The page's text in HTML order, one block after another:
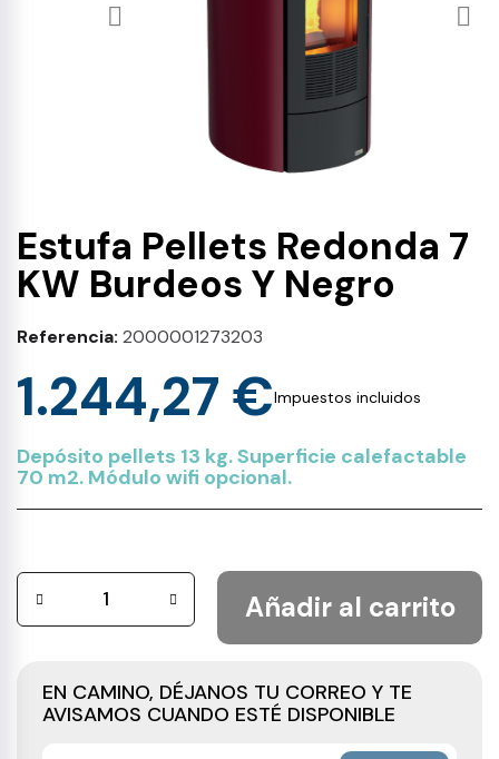
Estufa Pellets Redonda 7
KW Burdeos Y Negro
Referencia 2000001273203
1.244,27 €Impuestos incluidos
Depósito pellets 13 kg. Superficie calefactable
70 m2. Módulo wifi opcional.
Añadir al carrito
EN CAMINO, DÉJANOS TU CORREO Y TE
AVISAMOS CUANDO ESTÉ DISPONIBLE